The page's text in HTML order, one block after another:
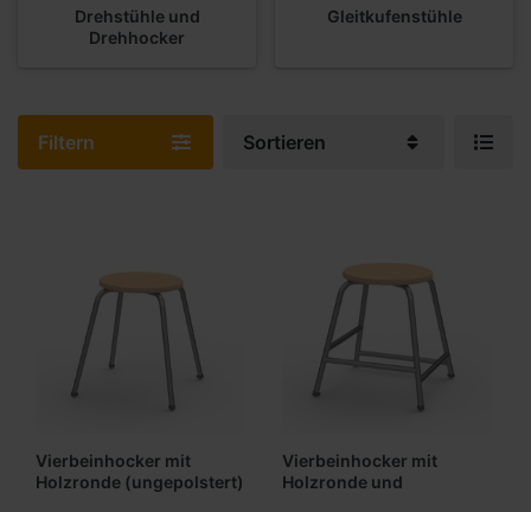
Drehstühle und
Drehhocker
Gleitkufenstühle
Filtern Sortieren
Vierbeinhocker mit
Holzronde (ungepolstert)
Vierbeinhocker mit
Holzronde und